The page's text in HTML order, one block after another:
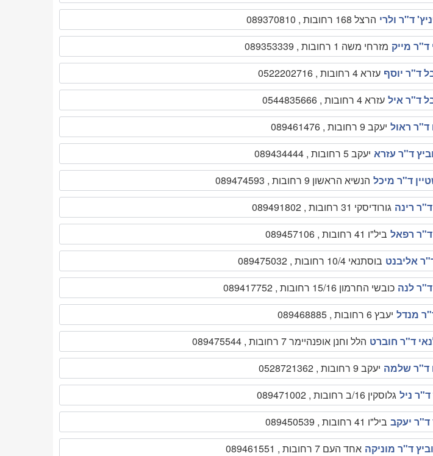
ד"ר ולרי הרצל 168 רחובות , 089370810
ד"ר מייק מזרחי משה 1 רחובות , 089353339
ד"ר יוסף עזרא 4 רחובות , 0522202716
ד"ר איל עזרא 4 רחובות , 0544835666
ד"ר ראול יעקב 9 רחובות , 089461476
ד"ר עזרא יעקב 5 רחובות , 089434444
ד"ר מיכל הנשיא הראשון 9 רחובות , 089474593
רינה גורודיסקי 31 רחובות , 089491802
רפאל ביל"ו 41 רחובות , 089457106
אליבנט בוסתנאי 10/4 רחובות , 089475032
לנה כובשי החרמון 15/16 רחובות , 089417752
מנדל יעבץ 6 רחובות , 089468885
ד"ר חוברט הלל וחנן אופנהיימר 7 רחובות , 089475544
ד"ר שלמה יעקב 9 רחובות , 0528721362
ניל גלוסקין 16/ב רחובות , 089471002
ד"ר יעקב ביל"ו 41 רחובות , 089450539
ד"ר מוניקה אחד העם 7 רחובות , 089461551